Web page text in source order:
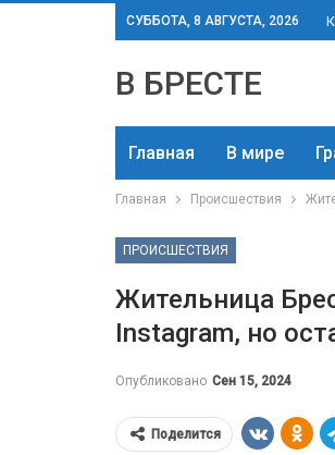
СУББОТА, 8 АВГУСТА, 2026
В БРЕСТЕ
Главная В мире
Главная Происшествия
ПРОИСШЕСТВИЯ
Жительница
Instagram, но
Опубликовано Сен 15, 2024
Поделится